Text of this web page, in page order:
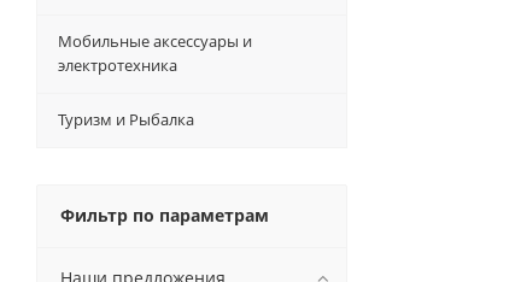
Мобильные аксессуары и
электротехника
Туризм и Рыбалка
Фильтр по параметрам